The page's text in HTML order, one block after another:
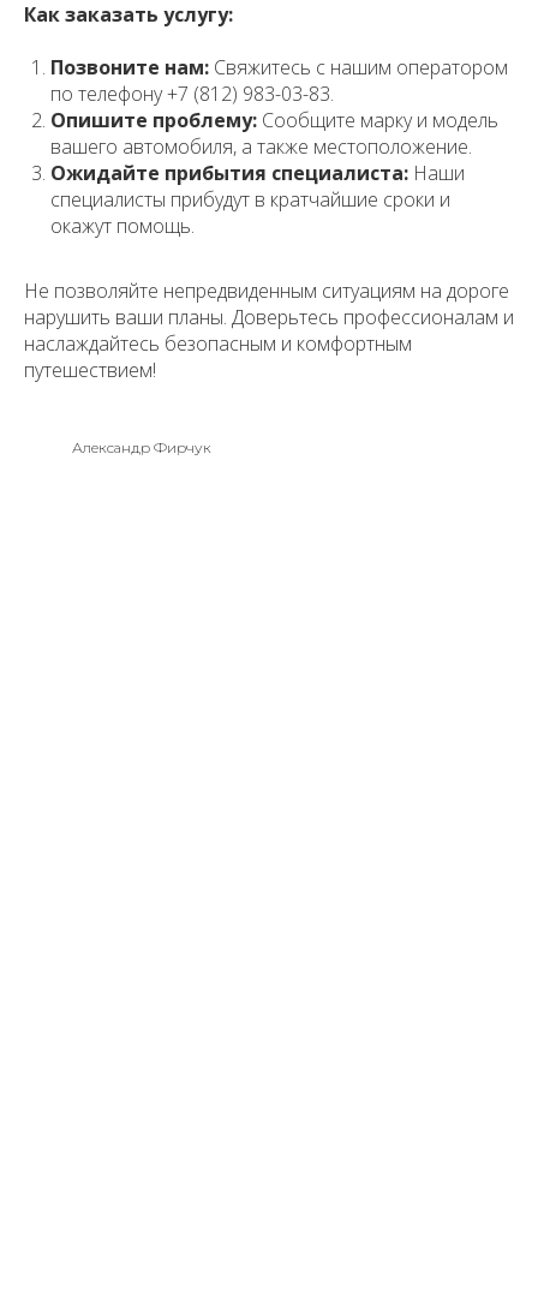
Как заказать услугу:
Позвоните нам: Свяжитесь с нашим оператором
по телефону +7 (812) 983-03-83.
Опишите проблему: Сообщите марку и модель
вашего автомобиля, а также местоположение.
Ожидайте прибытия специалиста: Наши
специалисты прибудут в кратчайшие сроки и
окажут помощь.
Не позволяйте непредвиденным ситуациям на дороге
нарушить ваши планы. Доверьтесь профессионалам и
наслаждайтесь безопасным и комфортным
путешествием!
Александр Фирчук